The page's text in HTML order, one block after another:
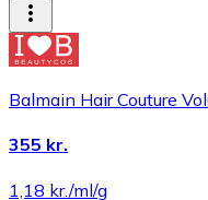
Balmain Hair Couture
355 kr.
1,18 kr./ml/g